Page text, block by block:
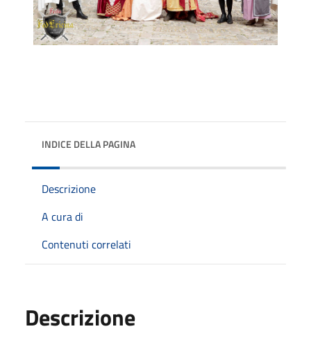
INDICE DELLA PAGINA
Descrizione
A cura di
Contenuti correlati
Descrizione